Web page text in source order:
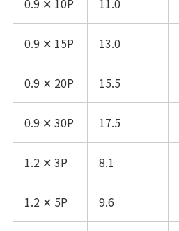
0.9 ✕ 10P 11.0
0.9 ✕ 15P 13.0
0.9 ✕ 20P 15.5
0.9 ✕ 30P 17.5
1.2 ✕ 3P 8.1
1.2 ✕ 5P 9.6